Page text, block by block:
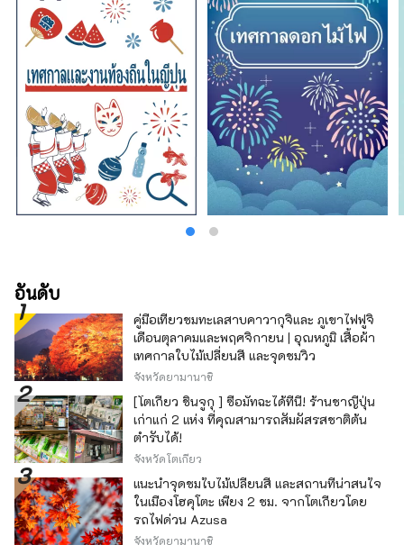
อันดับ
คู่มือเที่ยวชมทะเลสาบคาวากุจิและ ภูเขาไฟฟูจิ
เดือนตุลาคมและพฤศจิกายน | อุณหภูมิ เสื้อผ้า
เทศกาลใบไม้เปลี่ยนสี และจุดชมวิว
จังหวัดยามานาชิ
[โตเกียว ชินจูกุ ] ซื้อมัทฉะได้ที่นี่! ร้านชาญี่ปุ่น
เก่าแก่ 2 แห่ง ที่คุณสามารถสัมผัสรสชาติต้น
ตำรับได้!
จังหวัดโตเกียว
แนะนำจุดชมใบไม้เปลี่ยนสี และสถานที่น่าสนใจ
ในเมืองโฮคุโตะ เพียง 2 ชม. จากโตเกียวโดย
รถไฟด่วน Azusa
จังหวัดยามานาชิ